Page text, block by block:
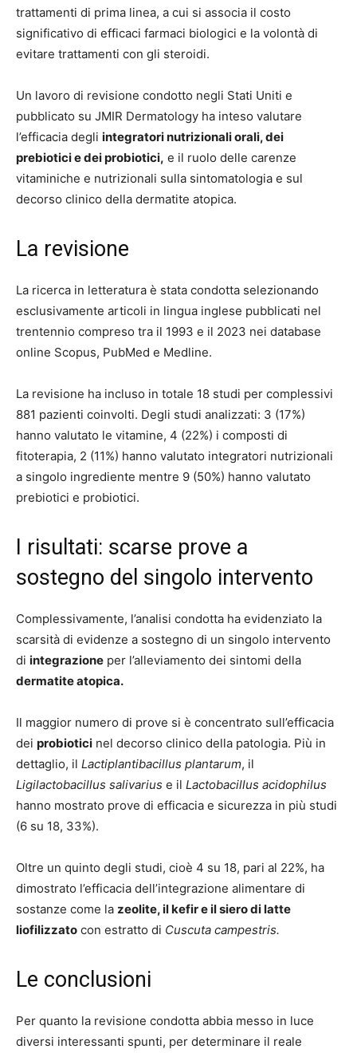
trattamenti di prima linea, a cui si associa il costo
significativo di efficaci farmaci biologici e la volontà di
evitare trattamenti con gli steroidi.
Un lavoro di revisione condotto negli Stati Uniti e
pubblicato su JMIR Dermatology ha inteso valutare
l’efficacia degli integratori nutrizionali orali, dei
prebiotici e dei probiotici, e il ruolo delle carenze
vitaminiche e nutrizionali sulla sintomatologia e sul
decorso clinico della dermatite atopica.
La revisione
La ricerca in letteratura è stata condotta selezionando
esclusivamente articoli in lingua inglese pubblicati nel
trentennio compreso tra il 1993 e il 2023 nei database
online Scopus, PubMed e Medline.
La revisione ha incluso in totale 18 studi per complessivi
881 pazienti coinvolti. Degli studi analizzati: 3 (17%)
hanno valutato le vitamine, 4 (22%) i composti di
fitoterapia, 2 (11%) hanno valutato integratori nutrizionali
a singolo ingrediente mentre 9 (50%) hanno valutato
prebiotici e probiotici.
I risultati: scarse prove a
sostegno del singolo intervento
Complessivamente, l’analisi condotta ha evidenziato la
scarsità di evidenze a sostegno di un singolo intervento
di integrazione per l’alleviamento dei sintomi della
dermatite atopica.
Il maggior numero di prove si è concentrato sull’efficacia
dei probiotici nel decorso clinico della patologia. Più in
dettaglio, il Lactiplantibacillus plantarum, il
Ligilactobacillus salivarius e il Lactobacillus acidophilus
hanno mostrato prove di efficacia e sicurezza in più studi
(6 su 18, 33%).
Oltre un quinto degli studi, cioè 4 su 18, pari al 22%, ha
dimostrato l’efficacia dell’integrazione alimentare di
sostanze come la zeolite, il kefir e il siero di latte
liofilizzato con estratto di Cuscuta campestris.
Le conclusioni
Per quanto la revisione condotta abbia messo in luce
diversi interessanti spunti, per determinare il reale